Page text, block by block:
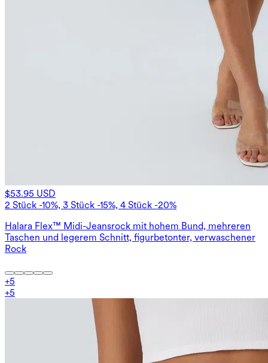
$53.95 USD
2 Stück -10%, 3 Stück -15%, 4 Stück -20%
Halara Flex™ Midi-Jeansrock mit hohem Bund, mehreren
Taschen und legerem Schnitt, figurbetonter, verwaschener
Rock
+5
+5